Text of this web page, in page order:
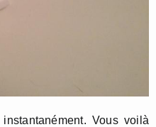
Vous voilà